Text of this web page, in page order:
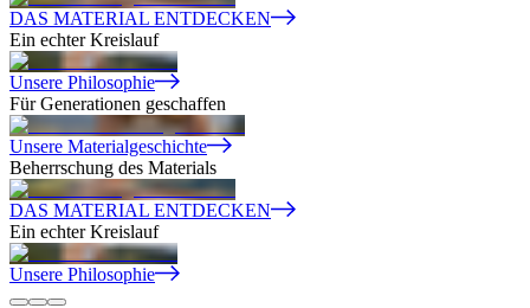
DAS MATERIAL ENTDECKEN
Ein echter Kreislauf
Unsere Philosophie
Für Generationen geschaffen
Unsere Materialgeschichte
Beherrschung des Materials
DAS MATERIAL ENTDECKEN
Ein echter Kreislauf
Unsere Philosophie